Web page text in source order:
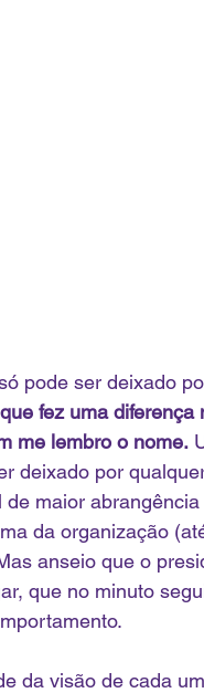
pode ser deixado
fez uma diferença
me lembro o nome.
deixado por
maior
da organização
anseio que o
que no minuto
da visão de cada